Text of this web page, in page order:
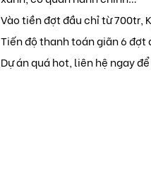
Vào tiền đợt đầu chỉ từ 700tr,
Tiến độ thanh toán giãn 6 đợt
Dự án quá hot, liên hệ ngay